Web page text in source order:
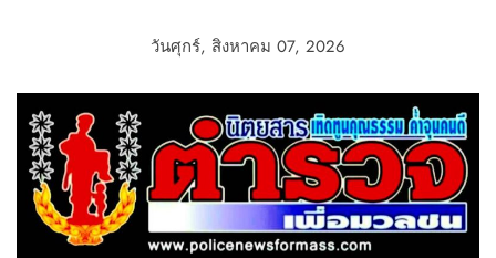
วันศุกร์, สิงหาคม 07, 2026